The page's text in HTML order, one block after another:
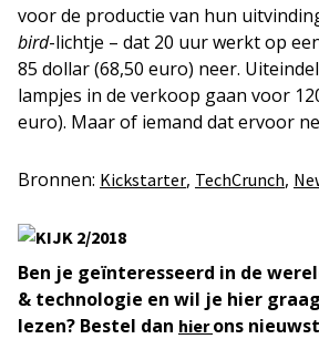
voor de productie van hun
bird-lichtje – dat 20 uur werkt op
85 dollar (68,50 euro) neer.
lampjes in de verkoop gaan voor
euro). Maar of iemand dat ervoor
Bronnen: Kickstarter, TechCrunch,
Ben je geïnteresseerd in de
& technologie en wil je hier
lezen? Bestel dan hierons